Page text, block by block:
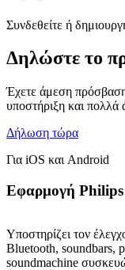
Συνδεθείτε ή
Δηλώστε το
Έχετε άμεση
υποστήριξη και
Δήλωση τώρα
Για iOS και Android
Εφαρμογή
Υποστηρίζει τον
Bluetooth, soundbars,
soundmachine